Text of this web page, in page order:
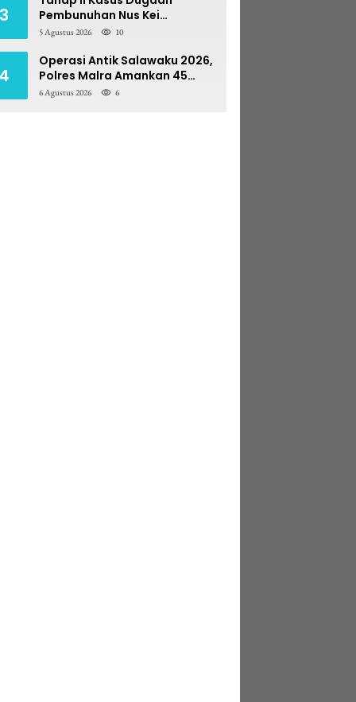
3
Pembunuhan Nus Kei
Dilimpahkan ke PN Ambon
5 Agustus 2026 10
4
Operasi Antik Salawaku 2026,
Polres Malra Amankan 45
Liter Sopi
6 Agustus 2026 6